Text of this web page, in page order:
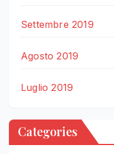
Settembre 2019
Agosto 2019
Luglio 2019
Categories